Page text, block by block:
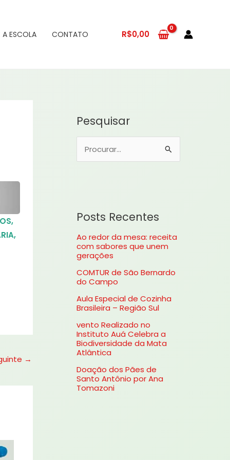
A ESCOLA CONTATO R$0,00
,
,
→
Pesquisar
u
s
a
r
o
:
Posts Recentes
Ao redor da mesa: receita
com sabores que unem
gerações
COMTUR de São Bernardo
do Campo
Aula Especial de Cozinha
Brasileira – Região Sul
vento Realizado no
Instituto Auá Celebra a
Biodiversidade da Mata
Atlântica
Doação dos Pães de
Santo Antônio por Ana
Tomazoni